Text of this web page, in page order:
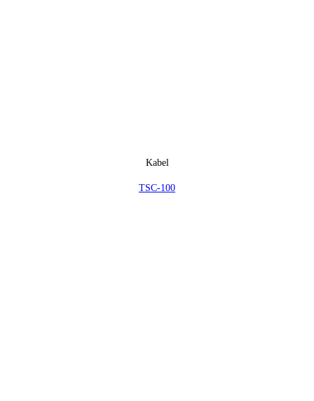
Kabel
TSC-100